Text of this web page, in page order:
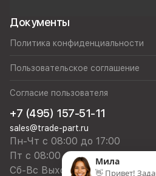
Документы
Политика конфиденциальности
Пользовательское соглашение
Согласие пользователя
+7 (495) 157-51-11
sales@trade-part.ru
Пн-Чт с 08:00 до 17:00
Пт с 08:00 до 16:00
Сб-Вс Выходной
Мила
👋 Привет!